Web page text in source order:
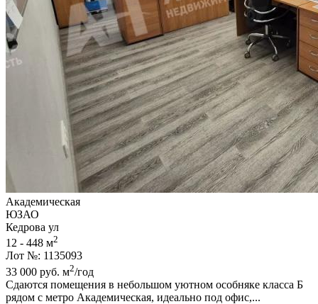
Академическая
ЮЗАО
Кедрова ул
12 - 448 м2
Лот №: 1135093
33 000 руб. м2/год
Сдаются помещения в небольшом уютном особняке класса Б
рядом с метро Академическая,­ идеально под офис,­...